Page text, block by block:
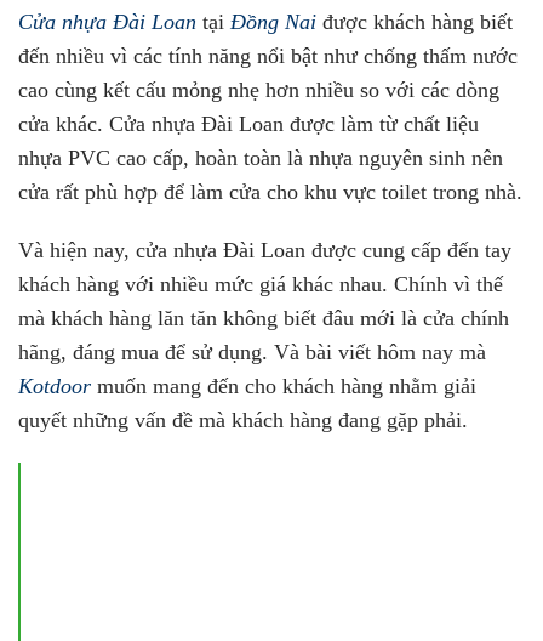
Cửa nhựa Đài Loan tại Đồng Nai được khách hàng biết
đến nhiều vì các tính năng nổi bật như chống thấm nước
cao cùng kết cấu mỏng nhẹ hơn nhiều so với các dòng
cửa khác. Cửa nhựa Đài Loan được làm từ chất liệu
nhựa PVC cao cấp, hoàn toàn là nhựa nguyên sinh nên
cửa rất phù hợp để làm cửa cho khu vực toilet trong nhà.
Và hiện nay, cửa nhựa Đài Loan được cung cấp đến tay
khách hàng với nhiều mức giá khác nhau. Chính vì thế
mà khách hàng lăn tăn không biết đâu mới là cửa chính
hãng, đáng mua để sử dụng. Và bài viết hôm nay mà
Kotdoor muốn mang đến cho khách hàng nhằm giải
quyết những vấn đề mà khách hàng đang gặp phải.